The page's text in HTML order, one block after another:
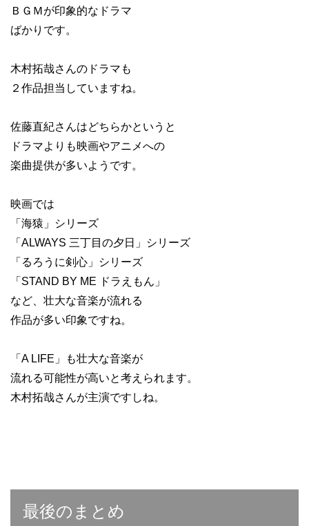
ＢＧＭが印象的なドラマ
ばかりです。
木村拓哉さんのドラマも
２作品担当していますね。
佐藤直紀さんはどちらかというと
ドラマよりも映画やアニメへの
楽曲提供が多いようです。
映画では
「海猿」シリーズ
「ALWAYS 三丁目の夕日」シリーズ
「るろうに剣心」シリーズ
「STAND BY ME ドラえもん」
など、壮大な音楽が流れる
作品が多い印象ですね。
「A LIFE」も壮大な音楽が
流れる可能性が高いと考えられます。
木村拓哉さんが主演ですしね。
最後のまとめ